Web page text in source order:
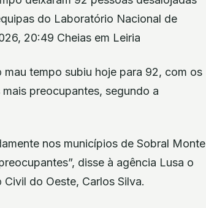
do Laboratório Nacional de
20:49 Cheias em Leiria
tempo subiu hoje para 92, com os
preocupantes, segundo a
nos municípios de Sobral Monte
disse à agência Lusa o
do Oeste, Carlos Silva.